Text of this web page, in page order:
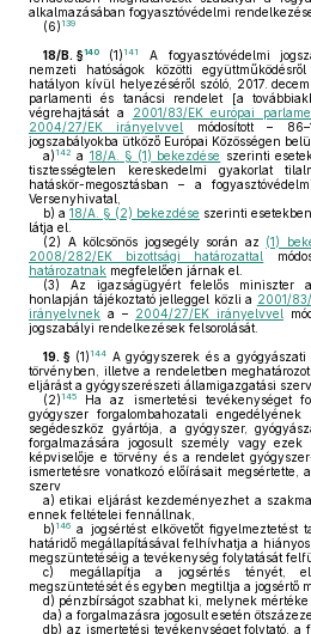
alkalmazásában fogyasztóvédelmi
(6) 139
18/B. §140 (1) 141
A fogyasztóvédelmi
nemzeti hatóságok közötti
hatályon kívül helyezéséről szóló, 2017.
parlamenti és tanácsi rendelet [a
végrehajtását a
2001/83/EK európai
2004/27/EK irányelvvel
módosított –
jogszabályokba ütköző Európai Közösségen
a) 142 a 18/A. § (1) bekezdése szerinti
tisztességtelen kereskedelmi gyakorlat
hatáskör-megosztásban – a
Versenyhivatal,
b) a 18/A. § (2) bekezdése szerinti
látja el.
(2) A kölcsönös jogsegély során az (1)
2008/282/EK bizottsági határozattal
határozatnak megfelelően járnak el.
(3) Az igazságügyért felelős miniszter
honlapján tájékoztató jelleggel közli a 2001/
irányelvnek a – 2004/27/EK irányelvvel
jogszabályi rendelkezések felsorolását.
19. § (1) 144 A gyógyszerek és a gyógyászati
törvényben, illetve a rendeletben
eljárást a gyógyszerészeti államigazgatási
(2) 145
Ha az ismertetési tevékenységet
gyógyszer forgalombahozatali
segédeszköz gyártója, a gyógyszer,
forgalmazására jogosult személy vagy ezek
képviselője e törvény és a rendelet
ismertetésre vonatkozó előírásait megsértette,
szerv
a) etikai eljárást kezdeményezhet a
ennek feltételei fennállnak,
b) 146 a jogsértést elkövetőt figyelmeztetést
határidő megállapításával felhívhatja a
megszüntetéséig a tevékenység folytatását
c) megállapítja a jogsértés tényét,
megszüntetését és egyben megtiltja a jogsértő
d) pénzbírságot szabhat ki, melynek mértéke
da) a forgalmazásra jogosult esetén
db) az ismertetési tevékenységet folytató, a